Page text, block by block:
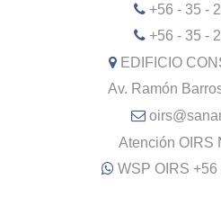
+56 - 35 -
+56 - 35 -
EDIFICIO
Av. Ramón
Atención OIRS
WSP OIRS